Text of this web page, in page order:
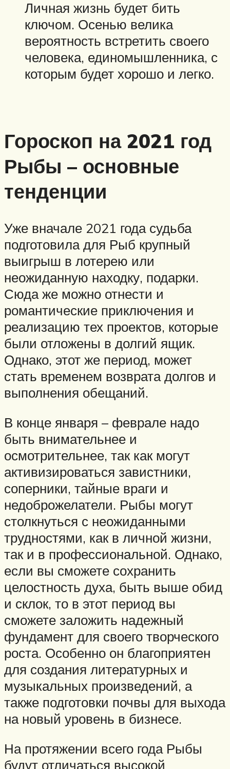
Личная жизнь будет бить
ключом. Осенью велика
вероятность встретить своего
человека, единомышленника, с
которым будет хорошо и легко.
Гороскоп на 2021 год
Рыбы – основные
тенденции
Уже вначале 2021 года судьба
подготовила для Рыб крупный
выигрыш в лотерею или
неожиданную находку, подарки.
Сюда же можно отнести и
романтические приключения и
реализацию тех проектов, которые
были отложены в долгий ящик.
Однако, этот же период, может
стать временем возврата долгов и
выполнения обещаний.
В конце января – феврале надо
быть внимательнее и
осмотрительнее, так как могут
активизироваться завистники,
соперники, тайные враги и
недоброжелатели. Рыбы могут
столкнуться с неожиданными
трудностями, как в личной жизни,
так и в профессиональной. Однако,
если вы сможете сохранить
целостность духа, быть выше обид
и склок, то в этот период вы
сможете заложить надежный
фундамент для своего творческого
роста. Особенно он благоприятен
для создания литературных и
музыкальных произведений, а
также подготовки почвы для выхода
на новый уровень в бизнесе.
На протяжении всего года Рыбы
будут отличаться высокой